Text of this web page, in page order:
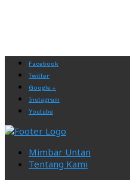
Facebook
Twitter
Google +
Instagram
Youtube
Mimbar Untan
Tentang Kami